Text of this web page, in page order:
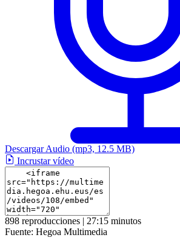
Descargar Audio (mp3, 12.5 MB)
Incrustar vídeo
898 reproducciones | 27:15 minutos
Fuente: Hegoa Multimedia